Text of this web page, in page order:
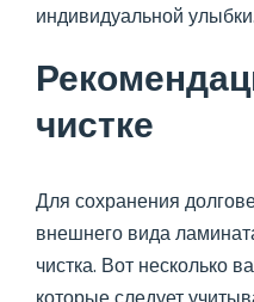
индивидуальной улыбки.
чистке
Для сохранения
внешнего вида
чистка. Вот несколько